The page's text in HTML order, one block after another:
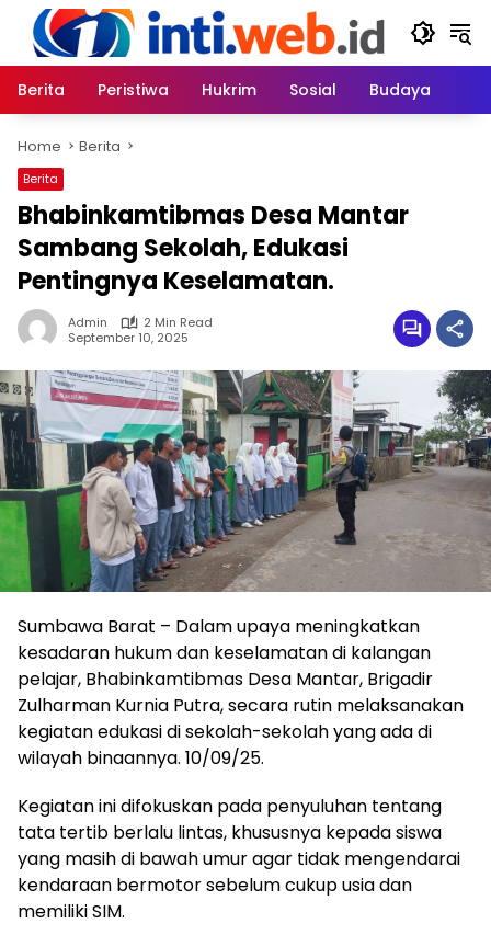
content
Berita
Peristiwa Hukrim Sosial Budaya
Home Berita
Berita
Bhabinkamtibmas Desa Mantar
Sambang Sekolah, Edukasi
Pentingnya Keselamatan.
Admin
2 Min Read
September 10, 2025
Sumbawa Barat – Dalam upaya meningkatkan
kesadaran hukum dan keselamatan di kalangan
pelajar, Bhabinkamtibmas Desa Mantar, Brigadir
Zulharman Kurnia Putra, secara rutin melaksanakan
kegiatan edukasi di sekolah-sekolah yang ada di
wilayah binaannya. 10/09/25.
Kegiatan ini difokuskan pada penyuluhan tentang
tata tertib berlalu lintas, khususnya kepada siswa
yang masih di bawah umur agar tidak mengendarai
kendaraan bermotor sebelum cukup usia dan
memiliki SIM.